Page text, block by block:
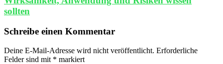
sollten
Schreibe einen Kommentar
Deine E-Mail-Adresse wird nicht veröffentlicht. Erforderliche
Felder sind mit * markiert